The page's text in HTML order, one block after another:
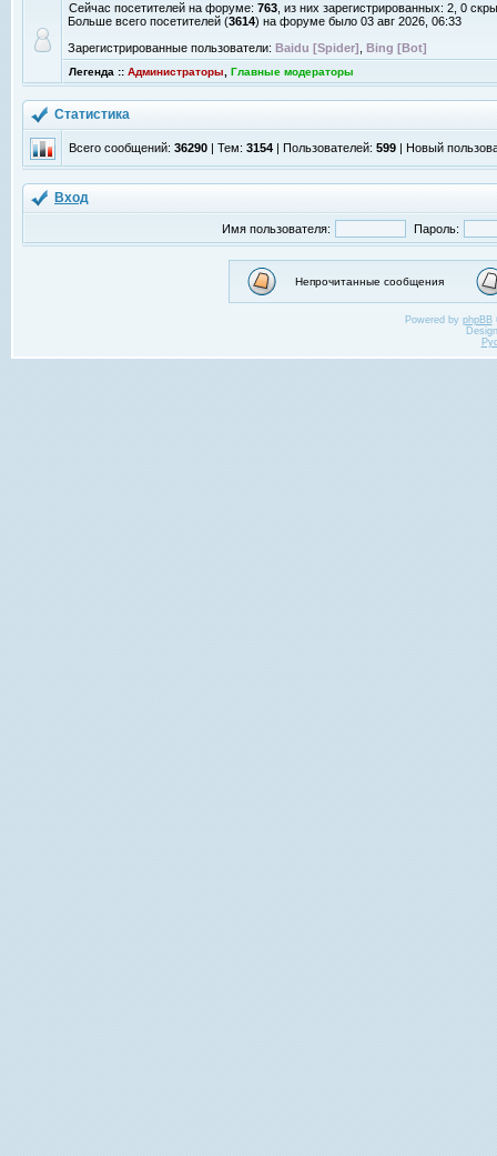
Сейчас посетителей на форуме: 763 , из них зарегистрированных: 2, 0
Больше всего посетителей (3614) на форуме было 03 авг 2026, 06:33
Зарегистрированные пользователи: Baidu [Spider] Bing [Bot]
Легенда :: Администраторы Главные модераторы
Статистика
Всего сообщений: 36290 | Тем: 3154 | Пользователей: 599 | Новый
Вход
Имя пользователя: Пароль:
Непрочитанные сообщения
Powered by phpBB